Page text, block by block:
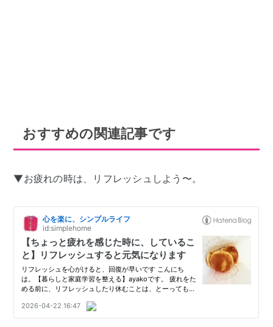
おすすめの関連記事です
▼お疲れの時は、リフレッシュしよう〜。